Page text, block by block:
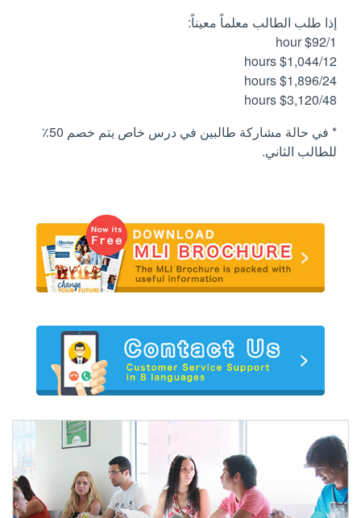
إذا طلب الطالب معلماً معيناً:
$92/1 hour
$1,044/12 hours
$1,896/24 hours
$3,120/48 hours
* في حالة مشاركة طالبين في درس خاص يتم خصم 50٪
للطالب الثاني.